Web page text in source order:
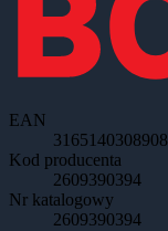
EAN
3165140308908
Kod producenta
2609390394
Nr katalogowy
2609390394